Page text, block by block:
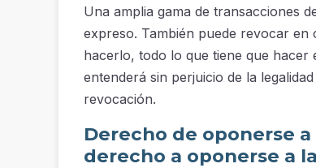
Una amplia gama de transacciones
expreso. También puede revocar en
hacerlo, todo lo que tiene que
entenderá sin perjuicio de la
revocación.
Derecho de oponerse
derecho a oponerse a